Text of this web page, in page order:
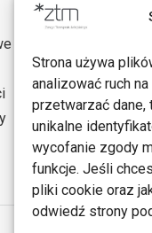
Strona używa
analizować ruch
przetwarzać dane,
unikalne
wycofanie zgody
funkcje. Jeśli
pliki cookie oraz
odwiedź strony